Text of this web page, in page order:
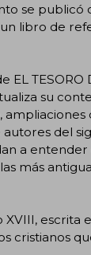
se publicó
libro de
TESORO
su
del
a
más
escrita
cristianos